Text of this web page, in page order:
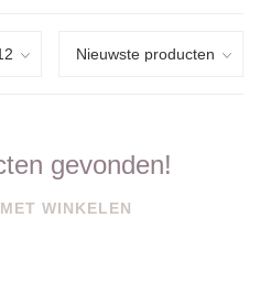
gevonden!
WINKELEN